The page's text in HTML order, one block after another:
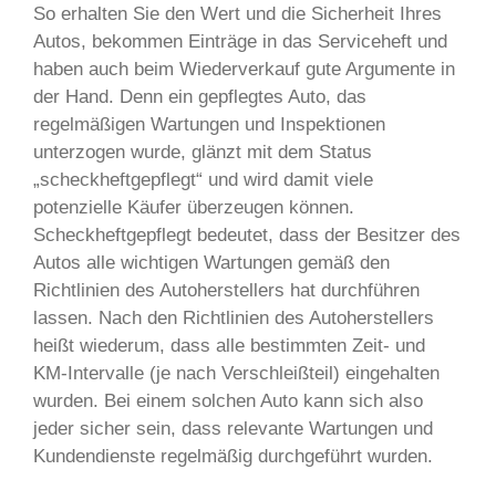
So erhalten Sie den Wert und die Sicherheit Ihres
Autos, bekommen Einträge in das Serviceheft und
haben auch beim Wiederverkauf gute Argumente in
der Hand. Denn ein gepflegtes Auto, das
regelmäßigen Wartungen und Inspektionen
unterzogen wurde, glänzt mit dem Status
„scheckheftgepflegt“ und wird damit viele
potenzielle Käufer überzeugen können.
Scheckheftgepflegt bedeutet, dass der Besitzer des
Autos alle wichtigen Wartungen gemäß den
Richtlinien des Autoherstellers hat durchführen
lassen. Nach den Richtlinien des Autoherstellers
heißt wiederum, dass alle bestimmten Zeit- und
KM-Intervalle (je nach Verschleißteil) eingehalten
wurden. Bei einem solchen Auto kann sich also
jeder sicher sein, dass relevante Wartungen und
Kundendienste regelmäßig durchgeführt wurden.